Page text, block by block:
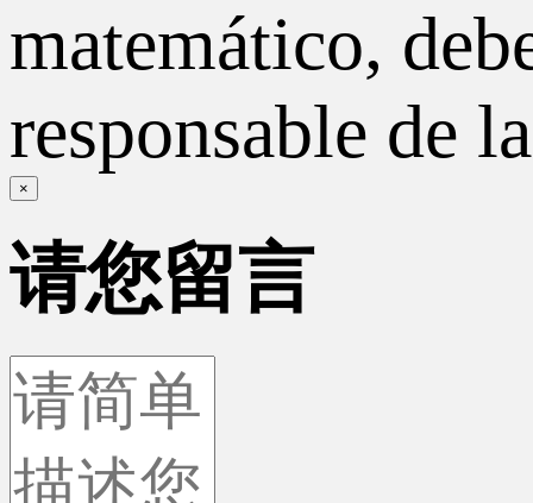
matemático,
responsable de
×
请您留言